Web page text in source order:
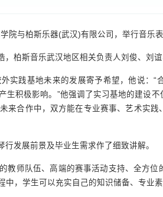
院与柏斯乐器(武汉)有限公司，举行音乐
柏斯音乐武汉地区相关负责人刘俊、刘谊
实践基地未来的发展寄予希望，他说：
积极影响。”他强调了实习基地的建设
来合作中，双方能在专业赛事、艺术实
发展前景及毕业生需求作了细致讲解。
教师队伍、高端的赛事活动支持、全方
，学生可以充实自己的知识储备、专业